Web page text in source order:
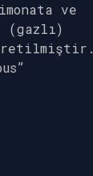
ve
(gazlı)